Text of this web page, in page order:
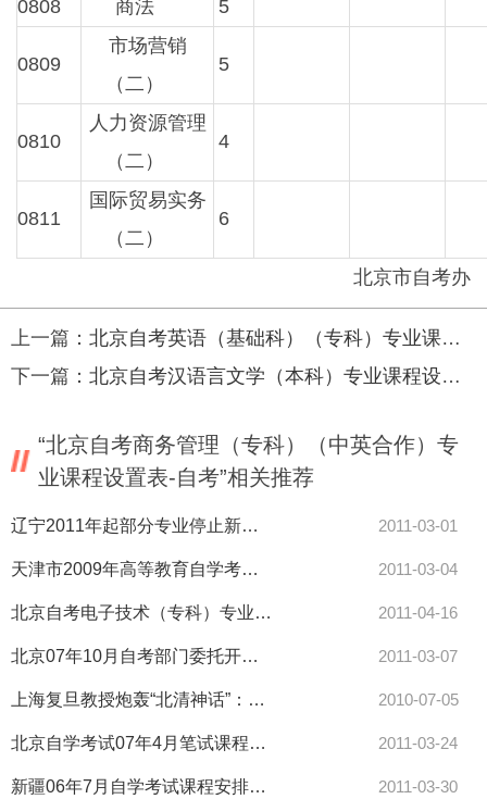
0808
商法 5
0809
市场营销
（二）
5
0810
人力资源管理
（二）
4
0811
国际贸易实务
（二）
6
北京市自考办
上一篇： 北京自考英语（基础科）（专科）专业课程设置表-自考
下一篇： 北京自考汉语言文学（本科）专业课程设置表-自考
“北京自考商务管理（专科）（中英合作）专
业课程设置表-自考”相关推荐
辽宁2011年起部分专业停止新生报考-自考 2011-03-01
天津市2009年高等教育自学考试中国文学批评史课程考试大纲-自考 2011-03-04
北京自考电子技术（专科）专业课程设置表-自考 2011-04-16
北京07年10月自考部门委托开考专业注册报考安排-自考 2011-03-07
上海复旦教授炮轰“北清神话”：招生方式非变不可 2010-07-05
北京自学考试07年4月笔试课程考试时间表（第二周）-自考 2011-03-24
新疆06年7月自学考试课程安排汉文-自考 2011-03-30